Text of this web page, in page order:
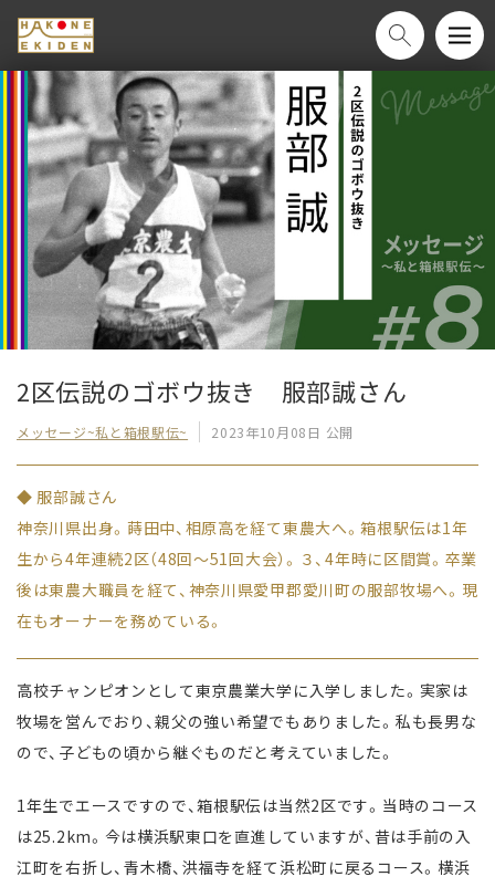
2区伝説のゴボウ抜き　服部誠さん
メッセージ~私と箱根駅伝~ 2023年10月08日 公開
◆ 服部誠さん
神奈川県出身。蒔田中、相原高を経て東農大へ。箱根駅伝は1年
生から4年連続2区（48回～51回大会）。３、4年時に区間賞。卒業
後は東農大職員を経て、神奈川県愛甲郡愛川町の服部牧場へ。現
在もオーナーを務めている。
高校チャンピオンとして東京農業大学に入学しました。実家は
牧場を営んでおり、親父の強い希望でもありました。私も長男な
ので、子どもの頃から継ぐものだと考えていました。
1年生でエースですので、箱根駅伝は当然2区です。当時のコース
は25.2km。今は横浜駅東口を直進していますが、昔は手前の入
江町を右折し、青木橋、洪福寺を経て浜松町に戻るコース。横浜